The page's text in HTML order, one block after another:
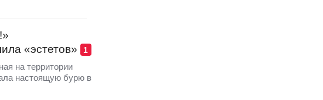
«эстетов»
1
на территории
настоящую бурю в